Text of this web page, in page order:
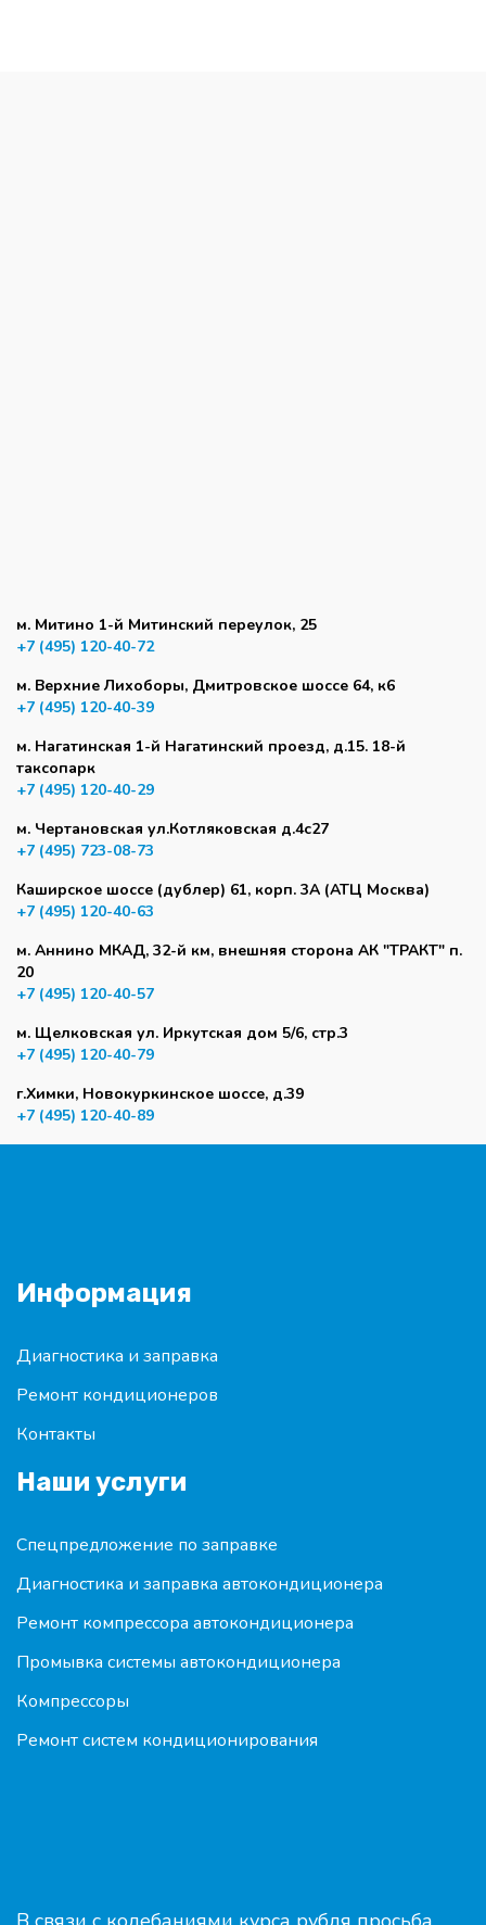
м. Митино 1-й Митинский переулок, 25
+7 (495) 120-40-72
м. Верхние Лихоборы, Дмитровское шоссе 64, к6
+7 (495) 120-40-39
м. Нагатинская 1-й Нагатинский проезд, д.15. 18-й
таксопарк
+7 (495) 120-40-29
м. Чертановская ул.Котляковская д.4с27
+7 (495) 723-08-73
Каширское шоссе (дублер) 61, корп. 3А (АТЦ Москва)
+7 (495) 120-40-63
м. Аннино МКАД, 32-й км, внешняя сторона АК "ТРАКТ" п.
20
+7 (495) 120-40-57
м. Щелковская ул. Иркутская дом 5/6, стр.3
+7 (495) 120-40-79
г.Химки, Новокуркинское шоссе, д.39
+7 (495) 120-40-89
Информация
Диагностика и заправка
Ремонт кондиционеров
Контакты
Наши услуги
Спецпредложение по заправке
Диагностика и заправка автокондиционера
Ремонт компрессора автокондиционера
Промывка системы автокондиционера
Компрессоры
Ремонт систем кондиционирования